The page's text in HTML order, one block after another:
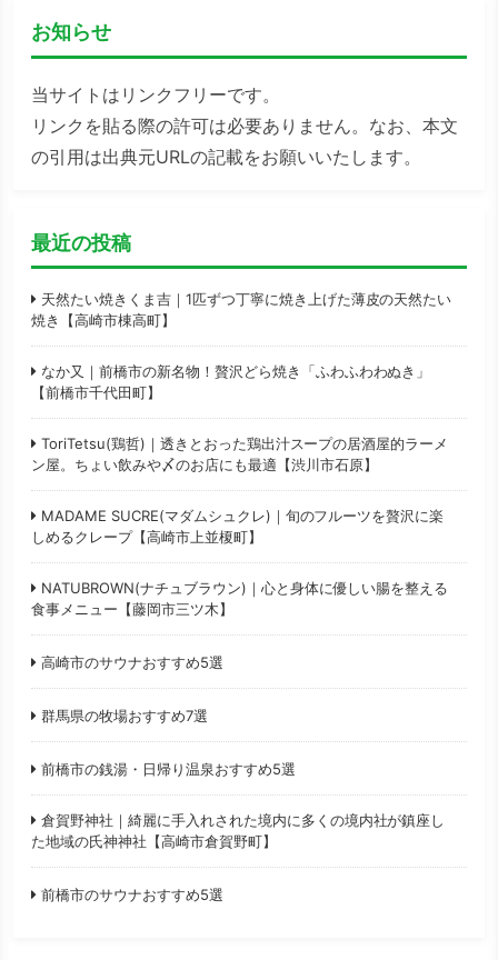
お知らせ
当サイトはリンクフリーです。
リンクを貼る際の許可は必要ありません。なお、本文
の引用は出典元URLの記載をお願いいたします。
最近の投稿
天然たい焼きくま吉｜1匹ずつ丁寧に焼き上げた薄皮の天然たい
焼き【高崎市棟高町】
なか又｜前橋市の新名物！贅沢どら焼き「ふわふわわぬき」
【前橋市千代田町】
ToriTetsu(鶏哲)｜透きとおった鶏出汁スープの居酒屋的ラーメ
ン屋。ちょい飲みや〆のお店にも最適【渋川市石原】
MADAME SUCRE(マダムシュクレ)｜旬のフルーツを贅沢に楽
しめるクレープ【高崎市上並榎町】
NATUBROWN(ナチュブラウン)｜心と身体に優しい腸を整える
食事メニュー【藤岡市三ツ木】
高崎市のサウナおすすめ5選
群馬県の牧場おすすめ7選
前橋市の銭湯・日帰り温泉おすすめ5選
倉賀野神社｜綺麗に手入れされた境内に多くの境内社が鎮座し
た地域の氏神神社【高崎市倉賀野町】
前橋市のサウナおすすめ5選